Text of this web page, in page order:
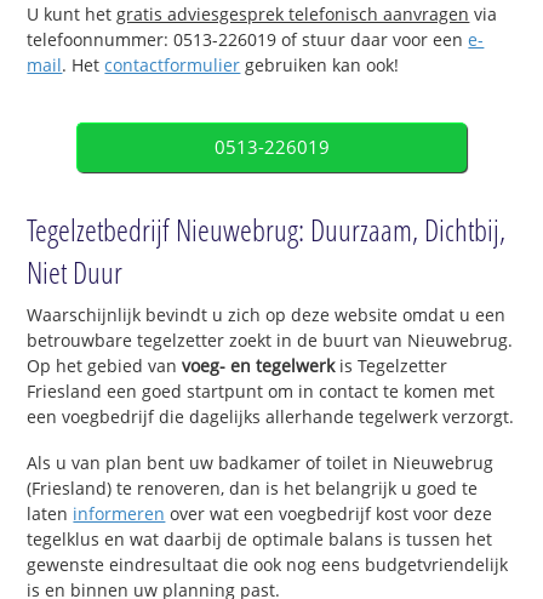
U kunt hetgratis adviesgesprek telefonisch aanvragen via
telefoonnummer: 0513-226019 of stuur daar voor eene-
mail. Hetcontactformulier gebruiken kan ook!
0513-226019
Tegelzetbedrijf Nieuwebrug: Duurzaam, Dichtbij,
Niet Duur
Waarschijnlijk bevindt u zich op deze website omdat u een
betrouwbare tegelzetter zoekt in de buurt van Nieuwebrug.
Op het gebied van voeg- en tegelwerkis Tegelzetter
Friesland een goed startpunt om in contact te komen met
een voegbedrijf die dagelijks allerhande tegelwerk verzorgt.
Als u van plan bent uw badkamer of toilet in Nieuwebrug
(Friesland) te renoveren, dan is het belangrijk u goed te
laten informeren over wat een voegbedrijf kost voor deze
tegelklus en wat daarbij de optimale balans is tussen het
gewenste eindresultaat die ook nog eens budgetvriendelijk
is en binnen uw planning past.